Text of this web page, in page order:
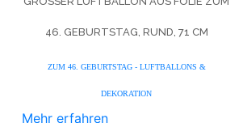
6. GEBURTSTAG, RUND, 71 CM
ZUM 46. GEBURTSTAG - LUFTBALLONS &
DEKORATION
Mehr erfahren